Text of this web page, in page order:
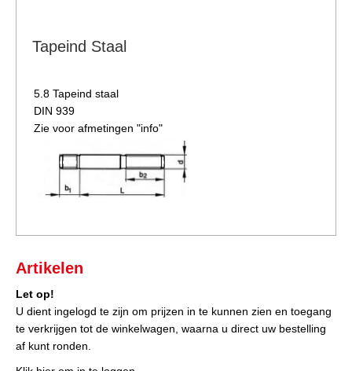
Tapeind Staal
5.8 Tapeind staal
DIN 939
Zie voor afmetingen "info"
Artikelen
Let op!
U dient ingelogd te zijn om prijzen in te kunnen zien en toegang
te verkrijgen tot de winkelwagen, waarna u direct uw bestelling
af kunt ronden.